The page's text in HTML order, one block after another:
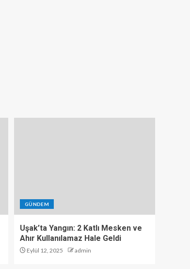
GÜNDEM
Uşak’ta Yangın: 2 Katlı Mesken ve
Ahır Kullanılamaz Hale Geldi
Eylül 12, 2025 admin